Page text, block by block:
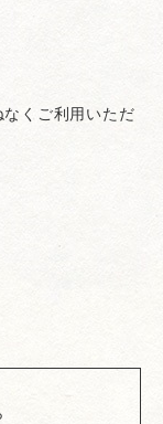
くご利用いただ